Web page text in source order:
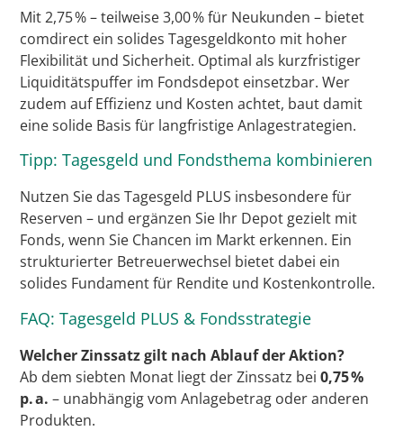
Mit 2,75 % – teilweise 3,00 % für Neukunden – bietet
comdirect ein solides Tagesgeldkonto mit hoher
Flexibilität und Sicherheit. Optimal als kurzfristiger
Liquiditätspuffer im Fondsdepot einsetzbar. Wer
zudem auf Effizienz und Kosten achtet, baut damit
eine solide Basis für langfristige Anlagestrategien.
Tipp: Tagesgeld und Fondsthema kombinieren
Nutzen Sie das Tagesgeld PLUS insbesondere für
Reserven – und ergänzen Sie Ihr Depot gezielt mit
Fonds, wenn Sie Chancen im Markt erkennen. Ein
strukturierter Betreuerwechsel bietet dabei ein
solides Fundament für Rendite und Kostenkontrolle.
FAQ: Tagesgeld PLUS & Fondsstrategie
Welcher Zinssatz gilt nach Ablauf der Aktion?
Ab dem siebten Monat liegt der Zinssatz bei0,75 %
p. a. – unabhängig vom Anlagebetrag oder anderen
Produkten.